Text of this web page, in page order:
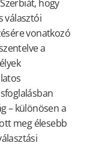
hogy
választói
vonatkozó
a
– különösen a
meg élesebb